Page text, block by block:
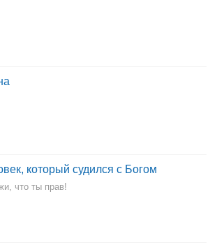
который судился с Богом
что ты прав!